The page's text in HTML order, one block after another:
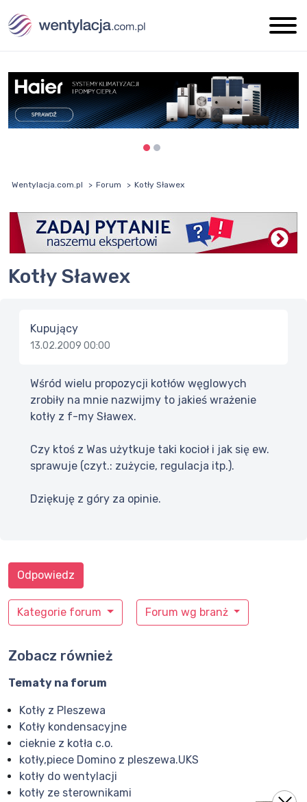
Wentylacja.com.pl Forum Kotły Sławex
Kotły Sławex
Kupujący
13.02.2009 00:00
Wśród wielu propozycji kotłów węglowych
zrobiły na mnie nazwijmy to jakieś wrażenie
kotły z f-my Sławex.
Czy ktoś z Was użytkuje taki kocioł i jak się ew.
sprawuje (czyt.: zużycie, regulacja itp.).
Dziękuję z góry za opinie.
Kategorie forum Forum wg branż
Odpowiedz
Zobacz również
Tematy na forum
Kotły z Pleszewa
Kotły kondensacyjne
cieknie z kotła c.o.
kotły,piece Domino z pleszewa.UKS
kotły do wentylacji
kotły ze sterownikami